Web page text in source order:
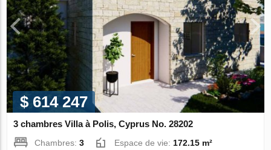
$ 614 247
3 chambres Villa à Polis, Cyprus No. 28202
Chambres:3 Espace de vie: 172.15 m²